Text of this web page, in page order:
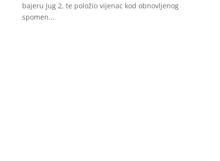
bajeru Jug 2, te položio vijenac kod obnovljenog
spomen...